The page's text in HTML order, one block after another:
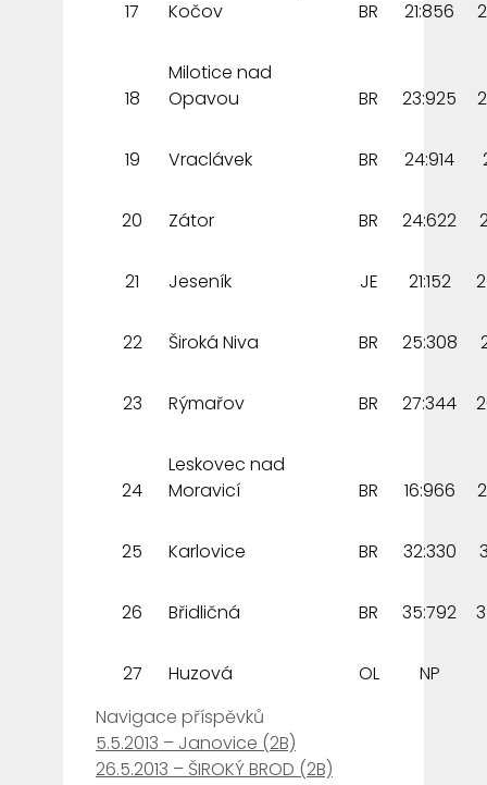
17
Kočov
BR 21:856
18
Milotice nad
Opavou
BR 23:925
19 Vraclávek BR 24:914
20 Zátor BR 24:622
21 Jeseník JE 21:152
22 Široká Niva BR 25:308
23 Rýmařov BR 27:344
24
Leskovec nad
Moravicí
BR 16:966
25 Karlovice BR 32:330
26 Břidličná BR 35:792
27 Huzová OL
NP
Navigace příspěvků
5.5.2013 – Janovice (2B)
26.5.2013 – ŠIROKÝ BROD (2B)